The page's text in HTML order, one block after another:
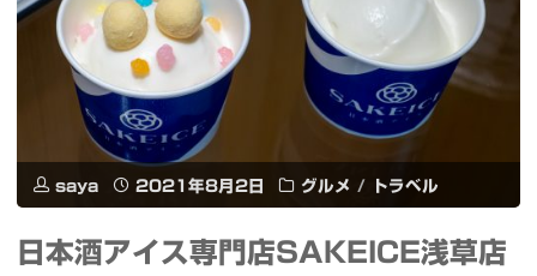
み
ま
し
た"
と
ス
カ
イ
ツ
リ
耐
久
性・
速
saya 2021年8月2日 グルメ / トラベル
日本酒アイス専門店SAKEICE浅草店